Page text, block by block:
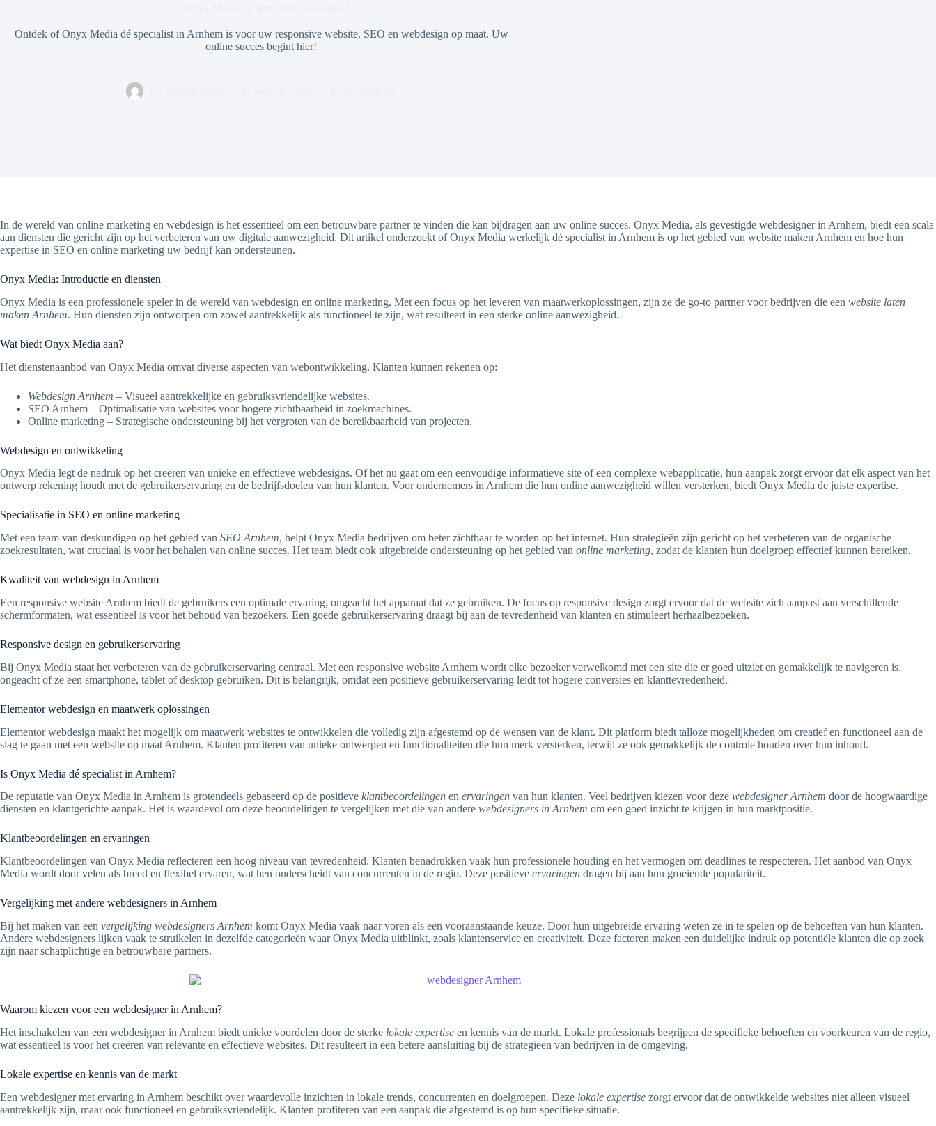
Ontdek of Onyx Media dé specialist in Arnhem is voor uw responsive website, SEO en webdesign op maat. Uw
online succes begint hier!
In de wereld van online marketing en webdesign is het essentieel om een betrouwbare partner te vinden die kan bijdragen aan uw online succes. Onyx Media, als gevestigde webdesigner in Arnhem, biedt een scala
aan diensten die gericht zijn op het verbeteren van uw digitale aanwezigheid. Dit artikel onderzoekt of Onyx Media werkelijk dé specialist in Arnhem is op het gebied van website maken Arnhem en hoe hun
expertise in SEO en online marketing uw bedrijf kan ondersteunen.
Onyx Media: Introductie en diensten
Onyx Media is een professionele speler in de wereld van webdesign en online marketing. Met een focus op het leveren van maatwerkoplossingen, zijn ze de go-to partner voor bedrijven die een website laten
maken Arnhem. Hun diensten zijn ontworpen om zowel aantrekkelijk als functioneel te zijn, wat resulteert in een sterke online aanwezigheid.
Wat biedt Onyx Media aan?
Het dienstenaanbod van Onyx Media omvat diverse aspecten van webontwikkeling. Klanten kunnen rekenen op:
Webdesign Arnhem – Visueel aantrekkelijke en gebruiksvriendelijke websites.
SEO Arnhem – Optimalisatie van websites voor hogere zichtbaarheid in zoekmachines.
Online marketing – Strategische ondersteuning bij het vergroten van de bereikbaarheid van projecten.
Webdesign en ontwikkeling
Onyx Media legt de nadruk op het creëren van unieke en effectieve webdesigns. Of het nu gaat om een eenvoudige informatieve site of een complexe webapplicatie, hun aanpak zorgt ervoor dat elk aspect van het
ontwerp rekening houdt met de gebruikerservaring en de bedrijfsdoelen van hun klanten. Voor ondernemers in Arnhem die hun online aanwezigheid willen versterken, biedt Onyx Media de juiste expertise.
Specialisatie in SEO en online marketing
Met een team van deskundigen op het gebied van SEO Arnhem, helpt Onyx Media bedrijven om beter zichtbaar te worden op het internet. Hun strategieën zijn gericht op het verbeteren van de organische
zoekresultaten, wat cruciaal is voor het behalen van online succes. Het team biedt ook uitgebreide ondersteuning op het gebied van online marketing, zodat de klanten hun doelgroep effectief kunnen bereiken.
Kwaliteit van webdesign in Arnhem
Een responsive website Arnhem biedt de gebruikers een optimale ervaring, ongeacht het apparaat dat ze gebruiken. De focus op responsive design zorgt ervoor dat de website zich aanpast aan verschillende
schermformaten, wat essentieel is voor het behoud van bezoekers. Een goede gebruikerservaring draagt bij aan de tevredenheid van klanten en stimuleert herhaalbezoeken.
Responsive design en gebruikerservaring
Bij Onyx Media staat het verbeteren van de gebruikerservaring centraal. Met een responsive website Arnhem wordt elke bezoeker verwelkomd met een site die er goed uitziet en gemakkelijk te navigeren is,
ongeacht of ze een smartphone, tablet of desktop gebruiken. Dit is belangrijk, omdat een positieve gebruikerservaring leidt tot hogere conversies en klanttevredenheid.
Elementor webdesign en maatwerk oplossingen
Elementor webdesign maakt het mogelijk om maatwerk websites te ontwikkelen die volledig zijn afgestemd op de wensen van de klant. Dit platform biedt talloze mogelijkheden om creatief en functioneel aan de
slag te gaan met een website op maat Arnhem. Klanten profiteren van unieke ontwerpen en functionaliteiten die hun merk versterken, terwijl ze ook gemakkelijk de controle houden over hun inhoud.
Is Onyx Media dé specialist in Arnhem?
De reputatie van Onyx Media in Arnhem is grotendeels gebaseerd op de positieve klantbeoordelingen en ervaringen van hun klanten. Veel bedrijven kiezen voor deze webdesigner Arnhem door de hoogwaardige
diensten en klantgerichte aanpak. Het is waardevol om deze beoordelingen te vergelijken met die van andere webdesigners in Arnhem om een goed inzicht te krijgen in hun marktpositie.
Klantbeoordelingen en ervaringen
Klantbeoordelingen van Onyx Media reflecteren een hoog niveau van tevredenheid. Klanten benadrukken vaak hun professionele houding en het vermogen om deadlines te respecteren. Het aanbod van Onyx
Media wordt door velen als breed en flexibel ervaren, wat hen onderscheidt van concurrenten in de regio. Deze positieve ervaringen dragen bij aan hun groeiende populariteit.
Vergelijking met andere webdesigners in Arnhem
Bij het maken van een vergelijking webdesigners Arnhem komt Onyx Media vaak naar voren als een vooraanstaande keuze. Door hun uitgebreide ervaring weten ze in te spelen op de behoeften van hun klanten.
Andere webdesigners lijken vaak te struikelen in dezelfde categorieën waar Onyx Media uitblinkt, zoals klantenservice en creativiteit. Deze factoren maken een duidelijke indruk op potentiële klanten die op zoek
zijn naar schatplichtige en betrouwbare partners.
Waarom kiezen voor een webdesigner in Arnhem?
Het inschakelen van een webdesigner in Arnhem biedt unieke voordelen door de sterke lokale expertise en kennis van de markt. Lokale professionals begrijpen de specifieke behoeften en voorkeuren van de regio,
wat essentieel is voor het creëren van relevante en effectieve websites. Dit resulteert in een betere aansluiting bij de strategieën van bedrijven in de omgeving.
Lokale expertise en kennis van de markt
Een webdesigner met ervaring in Arnhem beschikt over waardevolle inzichten in lokale trends, concurrenten en doelgroepen. Deze lokale expertise zorgt ervoor dat de ontwikkelde websites niet alleen visueel
aantrekkelijk zijn, maar ook functioneel en gebruiksvriendelijk. Klanten profiteren van een aanpak die afgestemd is op hun specifieke situatie.